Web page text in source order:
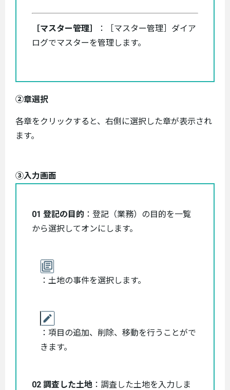
［マスター管理］
：［マスター管理］ダイア
ログでマスターを管理します。
②章選択
各章をクリックすると、右側に選択した章が表示され
ます。
③入力画面
01 登記の目的 ：登記（業務）の目的を一覧
から選択してオンにします。
：土地の事件を選択します。
：項目の追加、削除、移動を行うことがで
きます。
02 調査した土地 ：調査した土地を入力しま